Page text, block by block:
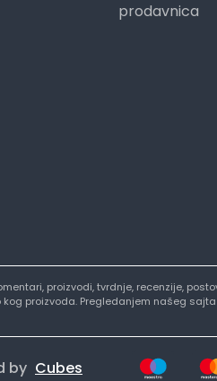
prodavnica
proizvodi, tvrdnje, recenzije,
proizvoda. Pregledanjem našeg
by Cubes